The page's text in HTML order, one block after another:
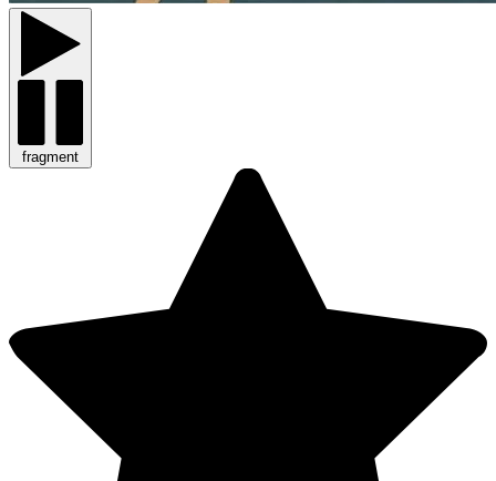
fragment